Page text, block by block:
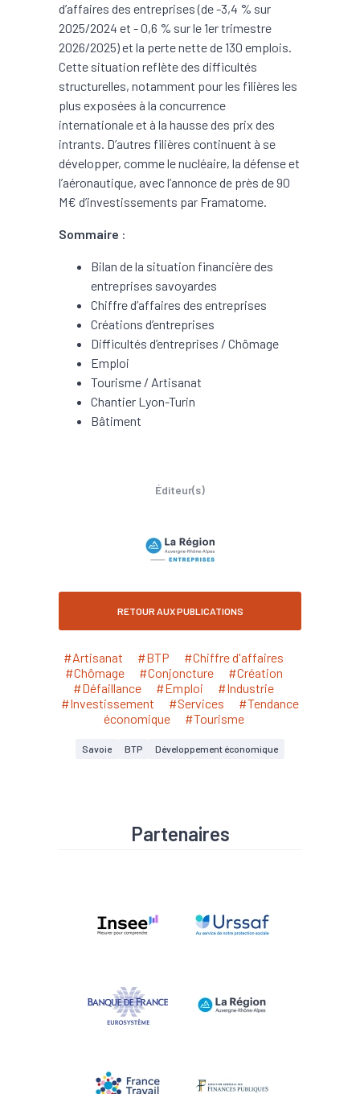
d’affaires des entreprises (de -3,4 % sur
2025/2024 et - 0,6 % sur le 1er trimestre
2026/2025) et la perte nette de 130 emplois.
Cette situation reflète des difficultés
structurelles, notamment pour les filières les
plus exposées à la concurrence
internationale et à la hausse des prix des
intrants. D’autres filières continuent à se
développer, comme le nucléaire, la défense et
l’aéronautique, avec l’annonce de près de 90
M€ d’investissements par Framatome.
Sommaire :
Bilan de la situation financière des
entreprises savoyardes
Chiffre d’affaires des entreprises
Créations d’entreprises
Difficultés d’entreprises / Chômage
Emploi
Tourisme / Artisanat
Chantier Lyon-Turin
Bâtiment
Éditeur(s)
RETOUR AUX PUBLICATIONS
#Artisanat #BTP
#Chiffre d'affaires
#Chômage
#Conjoncture
#Création
#Défaillance
#Emploi
#Industrie
#Investissement
#Services
#Tendance
économique
#Tourisme
Savoie BTP Développement économique
Partenaires